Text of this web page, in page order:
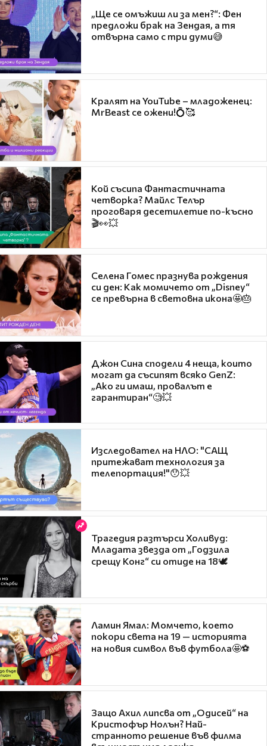
„Ще се омъжиш ли за мен?“: Фен
предложи брак на Зендая, а тя
отвърна само с три думи😅
Кралят на YouTube – младоженец:
MrBeast се ожени!💍🥰
Кой съсипа Фантастичната
четворка? Майлс Телър
проговаря десетилетие по-късно
🎬👀💥
Селена Гомес празнува рождения
си ден: Как момичето от „Disney“
се превърна в световна икона🤩🎂
Джон Сина сподели 4 неща, които
могат да съсипят всяко GenZ:
„Ако ги имаш, провалът е
гарантиран“🧐💥
Изследовател на НЛО: "САЩ
притежават технология за
телепортация!"😯💥
Трагедия разтърси Холивуд:
Младата звезда от „Годзила
срещу Конг“ си отиде на 18🕊️
Ламин Ямал: Момчето, което
покори света на 19 — историята
на новия символ във футбола🤩⚽
Защо Ахил липсва от „Одисей“ на
Кристофър Нолън? Най-
странното решение във филма